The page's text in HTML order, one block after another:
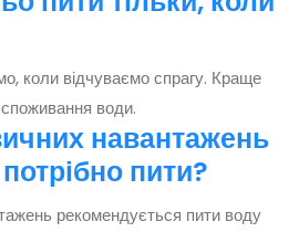
коли відчуваємо спрагу. Краще
води.
навантажень
пити?
рекомендується пити воду